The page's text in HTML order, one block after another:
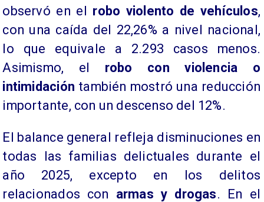
observó en el robo violento de vehículos,
con una caída del 22,26% a nivel nacional,
lo que equivale a 2.293 casos menos.
Asimismo, el robo con violencia o
intimidación también mostró una reducción
importante, con un descenso del 12%.
El balance general refleja disminuciones en
todas las familias delictuales durante el
año 2025, excepto en los delitos
relacionados con armas y drogas. En el